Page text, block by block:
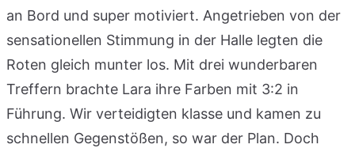
an Bord und super motiviert. Angetrieben von der
sensationellen Stimmung in der Halle legten die
Roten gleich munter los. Mit drei wunderbaren
Treffern brachte Lara ihre Farben mit 3:2 in
Führung. Wir verteidigten klasse und kamen zu
schnellen Gegenstößen, so war der Plan. Doch